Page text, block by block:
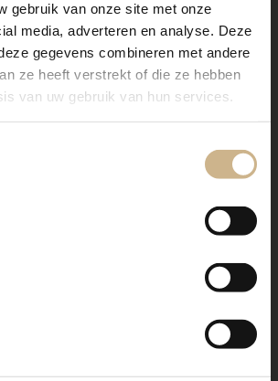
gebruik van onze site met onze
media, adverteren en analyse. Deze
gegevens combineren met andere
ze heeft verstrekt of die ze hebben
van uw gebruik van hun services.